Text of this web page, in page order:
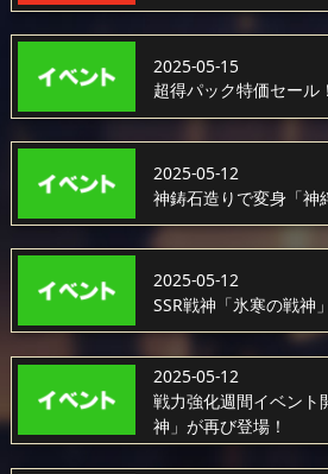
2025-05-15
超得パック特価セール！
2025-05-12
神鋳石造りで変身「神
2025-05-12
SSR戦神「氷寒の戦神
2025-05-12
戦力強化週間イベント
神」が再び登場！